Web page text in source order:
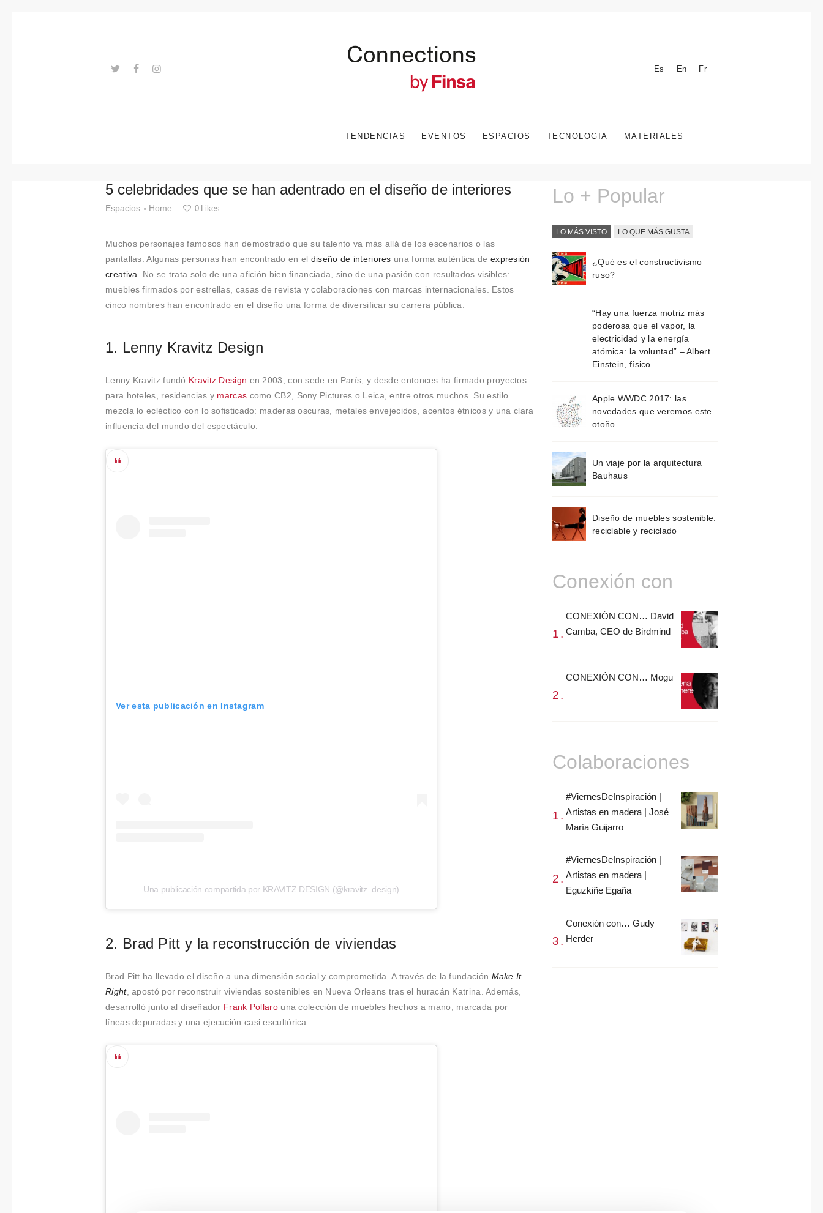
Es En Fr
TENDENCIAS EVENTOS ESPACIOS TECNOLOGIA MATERIALES
Colabora
Connectio
Contacto
5 celebridades que se han adentrado en el diseño de interiores
Espacios Home 0 Likes
Muchos personajes famosos han demostrado que su talento va más allá de los escenarios o las
pantallas. Algunas personas han encontrado en el diseño de interiores una forma auténtica de expresión
creativa . No se trata solo de una afición bien financiada, sino de una pasión con resultados visibles:
muebles firmados por estrellas, casas de revista y colaboraciones con marcas internacionales. Estos
cinco nombres han encontrado en el diseño una forma de diversificar su carrera pública:
1. Lenny Kravitz Design
Lenny Kravitz fundó Kravitz Design en 2003, con sede en París, y desde entonces ha firmado proyectos
para hoteles, residencias y marcas como CB2, Sony Pictures o Leica, entre otros muchos. Su estilo
mezcla lo ecléctico con lo sofisticado: maderas oscuras, metales envejecidos, acentos étnicos y una clara
influencia del mundo del espectáculo.
Ver esta publicación en Instagram
Una publicación compartida por KRAVITZ DESIGN (@kravitz_design)
2. Brad Pitt y la reconstrucción de viviendas
Brad Pitt ha llevado el diseño a una dimensión social y comprometida. A través de la fundación Make It
Right, apostó por reconstruir viviendas sostenibles en Nueva Orleans tras el huracán Katrina. Además,
desarrolló junto al diseñador Frank Pollarouna colección de muebles hechos a mano, marcada por
líneas depuradas y una ejecución casi escultórica.
Lo + Popular
LO MÁS VISTO LO QUE MÁS GUSTA
¿Qué es el constructivismo
ruso?
“Hay una fuerza motriz más
poderosa que el vapor, la
electricidad y la energía
atómica: la voluntad” – Albert
Einstein, físico
Apple WWDC 2017: las
novedades que veremos este
otoño
Un viaje por la arquitectura
Bauhaus
Diseño de muebles sostenible:
reciclable y reciclado
Conexión con
CONEXIÓN CON… David
Camba, CEO de Birdmind
CONEXIÓN CON… Mogu
Colaboraciones
#ViernesDeInspiración |
Artistas en madera | José
María Guijarro
#ViernesDeInspiración |
Artistas en madera |
Eguzkiñe Egaña
Conexión con… Gudy
Herder